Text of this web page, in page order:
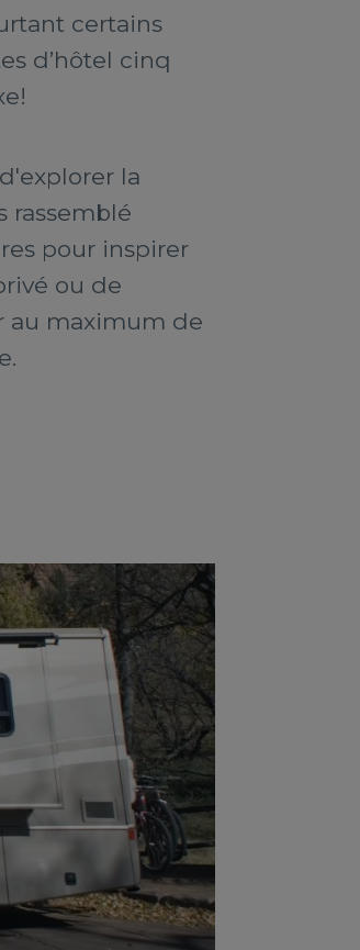
certains
d’hôtel cinq
la
rassemblé
pour inspirer
ou de
au maximum de